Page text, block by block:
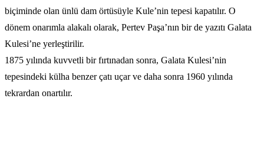
biçiminde olan ünlü dam örtüsüyle Kule’nin tepesi kapatılır. O
dönem onarımla alakalı olarak, Pertev Paşa’nın bir de yazıtı Galata
Kulesi’ne yerleştirilir.
1875 yılında kuvvetli bir fırtınadan sonra, Galata Kulesi’nin
tepesindeki külha benzer çatı uçar ve daha sonra 1960 yılında
tekrardan onartılır.